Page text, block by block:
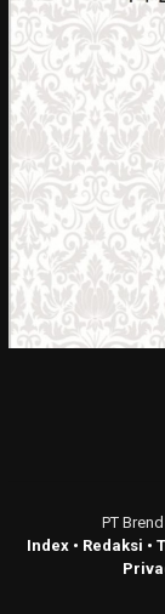
PT
Index • Redaksi •